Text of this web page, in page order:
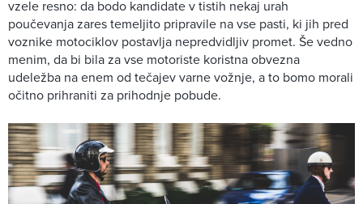
vzele resno: da bodo kandidate v tistih nekaj urah
poučevanja zares temeljito pripravile na vse pasti, ki jih pred
voznike motociklov postavlja nepredvidljiv promet. Še vedno
menim, da bi bila za vse motoriste koristna obvezna
udeležba na enem od tečajev varne vožnje, a to bomo morali
očitno prihraniti za prihodnje pobude.